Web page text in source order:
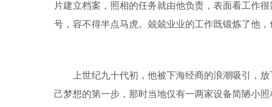
片建立档案，照相的任务就由他负责，表面看工作
号，容不得半点马虎。兢兢业业的工作既锻炼了他
上世纪九十代初，他被下海经商的浪潮吸引，
己梦想的第一步，那时当地仅有一两家设备简陋小